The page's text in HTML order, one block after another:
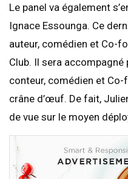
Le panel va également
Ignace Essounga. Ce
auteur, comédien et Co-
Club. Il sera
conteur, comédien et
crâne d’œuf. De fait,
de vue sur le moyen